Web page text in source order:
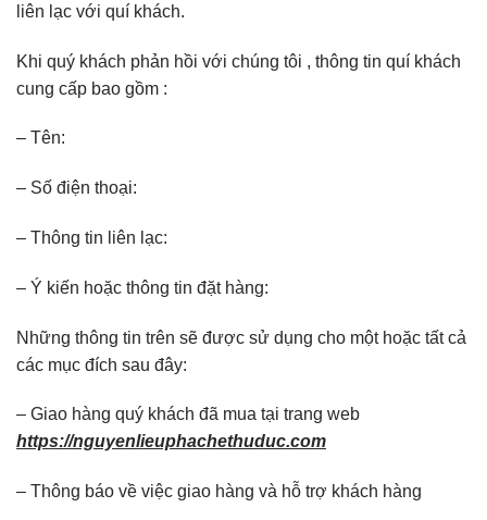
liên lạc với quí khách.
Khi quý khách phản hồi với chúng tôi , thông tin quí khách
cung cấp bao gồm :
– Tên:
– Số điện thoại:
– Thông tin liên lạc:
– Ý kiến hoặc thông tin đặt hàng:
Những thông tin trên sẽ được sử dụng cho một hoặc tất cả
các mục đích sau đây:
– Giao hàng quý khách đã mua tại trang web
https://nguyenlieuphachethuduc.com
– Thông báo về việc giao hàng và hỗ trợ khách hàng